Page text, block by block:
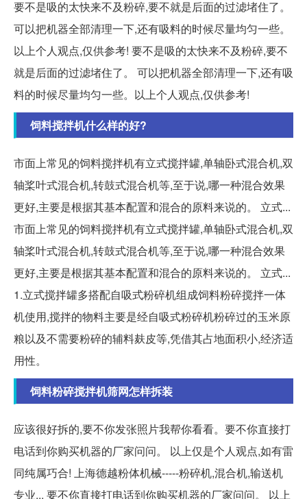
要不是吸的太快来不及粉碎,要不就是后面的过滤堵住了。
可以把机器全部清理一下,还有吸料的时候尽量均匀一些。
以上个人观点,仅供参考! 要不是吸的太快来不及粉碎,要不
就是后面的过滤堵住了。 可以把机器全部清理一下,还有吸
料的时候尽量均匀一些。以上个人观点,仅供参考!
饲料搅拌机什么样的好?
市面上常见的饲料搅拌机有立式搅拌罐,单轴卧式混合机,双
轴桨叶式混合机,转鼓式混合机等,至于说,哪一种混合效果
更好,主要是根据其基本配置和混合的原料来说的。 立式...
市面上常见的饲料搅拌机有立式搅拌罐,单轴卧式混合机,双
轴桨叶式混合机,转鼓式混合机等,至于说,哪一种混合效果
更好,主要是根据其基本配置和混合的原料来说的。 立式...
1.立式搅拌罐多搭配自吸式粉碎机组成饲料粉碎搅拌一体
机使用,搅拌的物料主要是经自吸式粉碎机粉碎过的玉米原
粮以及不需要粉碎的辅料麸皮等,凭借其占地面积小,经济适
用性。
饲料粉碎搅拌机筛网怎样拆装
应该很好拆的,要不你发张照片我帮你看看。要不你直接打
电话到你购买机器的厂家问问。 以上仅是个人观点,如有雷
同纯属巧合! 上海德越粉体机械-----粉碎机,混合机,输送机
专业... 要不你直接打电话到你购买机器的厂家问问。 以上